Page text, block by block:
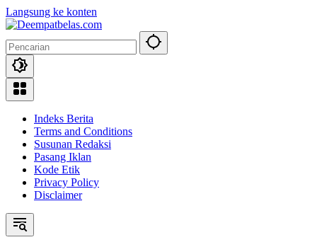
Langsung ke konten
Indeks Berita
Terms and Conditions
Susunan Redaksi
Pasang Iklan
Kode Etik
Privacy Policy
Disclaimer